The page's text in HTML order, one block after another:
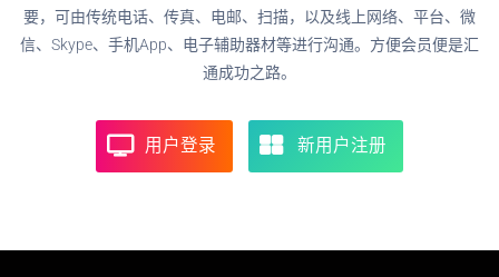
要，可由传统电话、传真、电邮、扫描，以及线上网络、平台、微
信、Skype、手机App、电子辅助器材等进行沟通。方便会员便是汇
通成功之路。
用户登录 新用户注册